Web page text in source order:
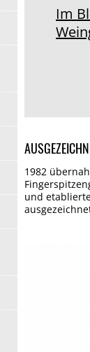
Im
1982
und